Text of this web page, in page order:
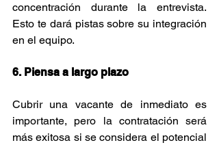
concentración durante la entrevista.
Esto te dará pistas sobre su integración
en el equipo.
6. Piensa a largo plazo
Cubrir una vacante de inmediato es
importante, pero la contratación será
más exitosa si se considera el potencial